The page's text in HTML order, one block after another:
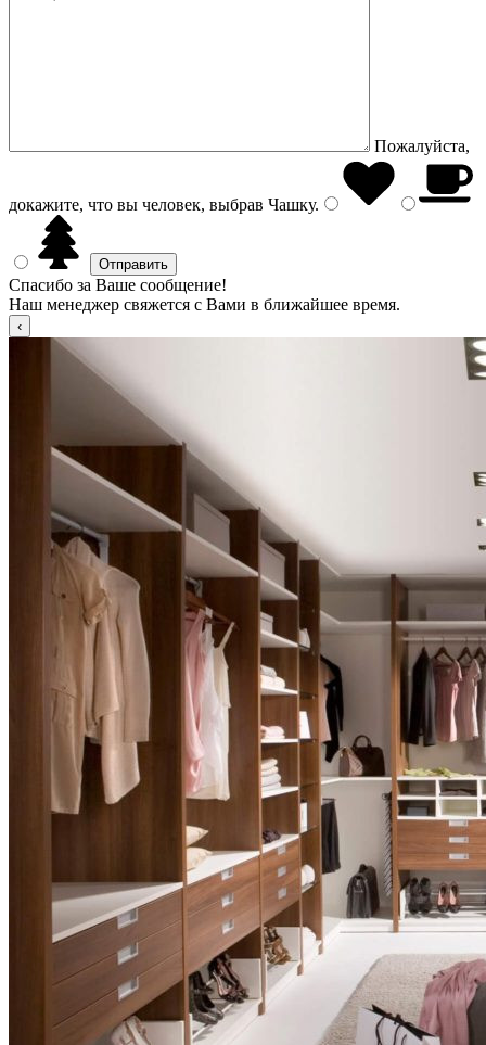
Пожалуйста,
докажите, что вы человек, выбрав Чашку.
Спасибо за Ваше сообщение!
Наш менеджер свяжется с Вами в ближайшее время.